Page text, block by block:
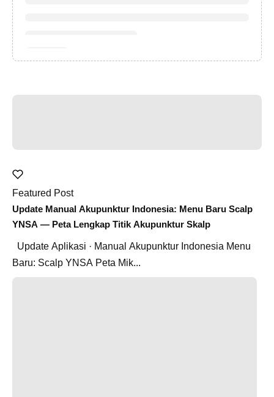
Featured Post
Update Manual Akupunktur Indonesia: Menu Baru Scalp
YNSA — Peta Lengkap Titik Akupunktur Skalp
Baru: Scalp YNSA Peta Mik...